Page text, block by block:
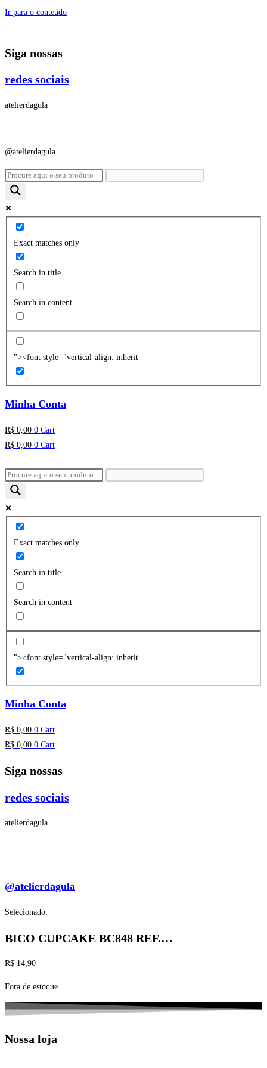
Ir para o conteúdo
Siga nossas
redes sociais
atelierdagula
@atelierdagula
Exact matches only
Search in title
Search in content
"><font style="vertical-align: inherit
Minha Conta
R$ 0,00 0 Cart
R$ 0,00 0 Cart
Exact matches only
Search in title
Search in content
"><font style="vertical-align: inherit
Minha Conta
R$ 0,00 0 Cart
R$ 0,00 0 Cart
Siga nossas
redes sociais
atelierdagula
@atelierdagula
Selecionado:
BICO CUPCAKE BC848 REF.…
R$ 14,90
Fora de estoque
Nossa loja